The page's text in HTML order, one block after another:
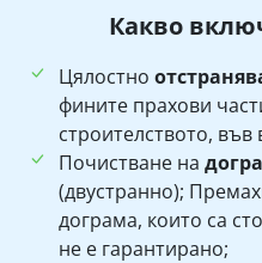
Какво
Цялостно
фините прахови
строителството, във
Почистване на
(двустранно);
дограма, които са
не е гарантирано;